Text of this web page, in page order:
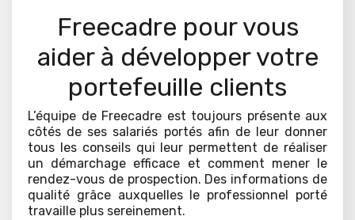
Freecadre pour vous
aider à développer votre
portefeuille clients
L’équipe de Freecadre est toujours présente aux
côtés de ses salariés portés afin de leur donner
tous les conseils qui leur permettent de réaliser
un démarchage efficace et comment mener le
rendez-vous de prospection. Des informations de
qualité grâce auxquelles le professionnel porté
travaille plus sereinement.